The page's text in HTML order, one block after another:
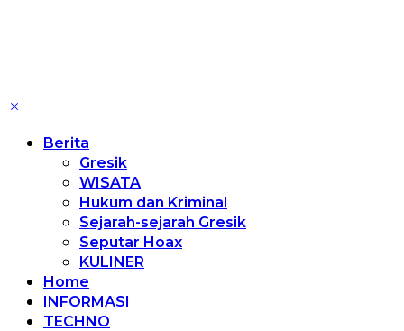
Berita
Gresik
WISATA
Hukum dan Kriminal
Sejarah-sejarah Gresik
Seputar Hoax
KULINER
Home
INFORMASI
TECHNO